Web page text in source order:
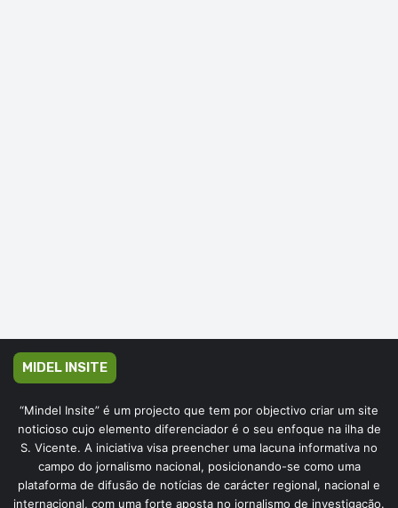
MIDEL INSITE
“Mindel Insite” é um projecto que tem por objectivo criar um site
noticioso cujo elemento diferenciador é o seu enfoque na ilha de
S. Vicente. A iniciativa visa preencher uma lacuna informativa no
campo do jornalismo nacional, posicionando-se como uma
plataforma de difusão de notícias de carácter regional, nacional e
internacional, com uma forte aposta no jornalismo de investigação.